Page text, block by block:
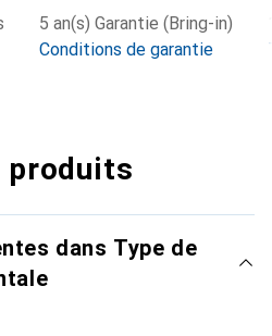
5 an(s) Garantie (Bring-in)
Conditions de garantie
produits
dans Type de